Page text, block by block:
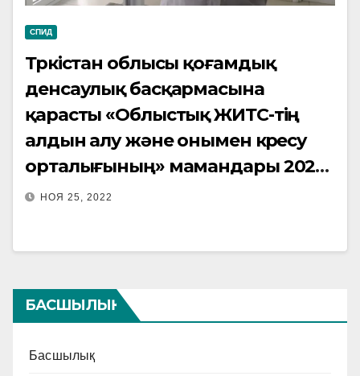
СПИД
Түркістан облысы қоғамдық
денсаулық басқармасына
қарасты «Облыстық ЖИТС-тің
алдын алу және онымен күресу
орталығының» мамандары 2022
жылғы 21 қарашамен 1 желтоқсан
қалалық орталық емханасында»
қызметкерлер мен Кентау
қаласының тұрғындары
НОЯ 25, 2022
БАСШЫЛЫҚ
Басшылық